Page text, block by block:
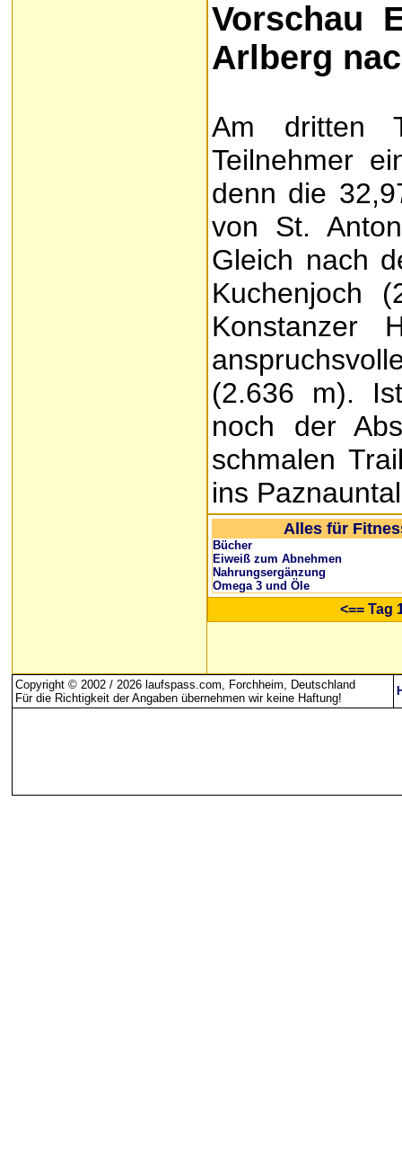
Vorschau
Arlberg
Am dritten
Teilnehmer
denn die
von St.
Gleich nach
Kuchenjoch
Konstanzer
(2.636 m).
noch der
schmalen
ins
Alles für
Bücher
Eiweiß zum Abnehmen
Nahrungsergänzung
Omega 3 und Öle
<== Tag
Copyright © 2002 / 2026 laufspass.com, Forchheim, Deutschland
Für die Richtigkeit der Angaben übernehmen wir keine Haftung!